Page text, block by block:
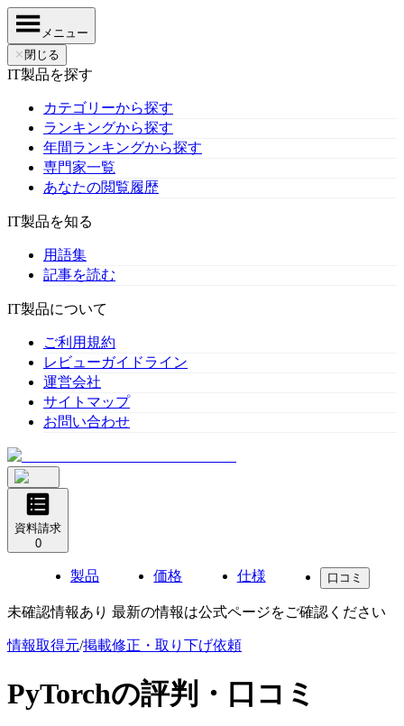
メニュー
✕ 閉じる
IT製品を探す
カテゴリーから探す
ランキングから探す
年間ランキングから探す
専門家一覧
あなたの閲覧履歴
IT製品を知る
用語集
記事を読む
IT製品について
ご利用規約
レビューガイドライン
運営会社
サイトマップ
お問い合わせ
資料請求
0
製品 価格 仕様 口コミ
未確認情報あり 最新の情報は公式ページをご確認ください
情報取得元/掲載修正・取り下げ依頼
PyTorchの評判・口コミ